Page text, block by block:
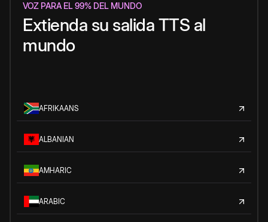
VOZ PARA EL 99% DEL MUNDO
Extienda su salida TTS al
mundo
AFRIKAANS
ALBANIAN
AMHARIC
ARABIC